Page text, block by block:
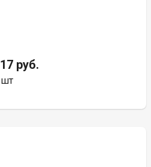
17 руб.
шт